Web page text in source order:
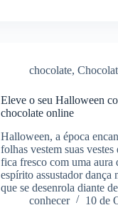
chocolate,
Eleve o seu Halloween
chocolate online
Halloween, a época
folhas vestem suas
fica fresco com uma
espírito assustador dança
que se desenrola diante
conhecer
10 de